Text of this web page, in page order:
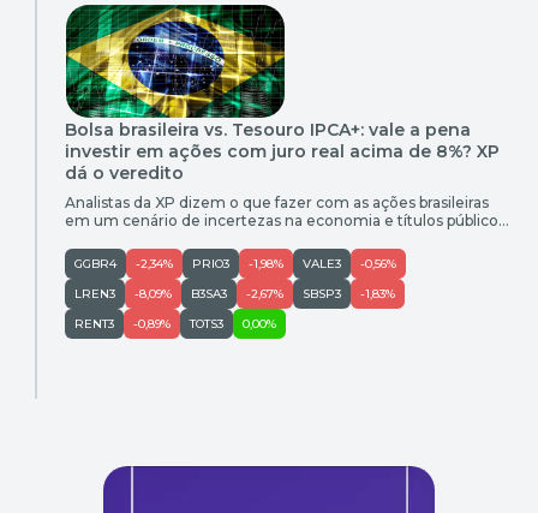
Bolsa brasileira vs. Tesouro IPCA+: vale a pena
investir em ações com juro real acima de 8%? XP
dá o veredito
Analistas da XP dizem o que fazer com as ações brasileiras
em um cenário de incertezas na economia e títulos públicos
GGBR4 -2,34% PRIO3 -1,98% VALE3
-0,56%
LREN3
-8,09% B3SA3 -2,67% SBSP3
-1,83%
RENT3
-0,89% TOTS3 0,00%